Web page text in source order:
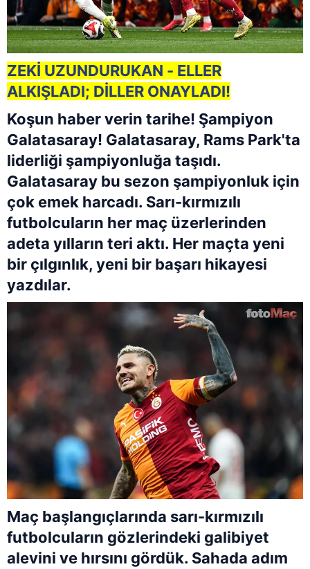
ZEKİ UZUNDURUKAN - ELLER
ALKIŞLADI; DİLLER ONAYLADI!
Koşun haber verin tarihe! Şampiyon
Galatasaray! Galatasaray, Rams Park'ta
liderliği şampiyonluğa taşıdı.
Galatasaray bu sezon şampiyonluk için
çok emek harcadı. Sarı-kırmızılı
futbolcuların her maç üzerlerinden
adeta yılların teri aktı. Her maçta yeni
bir çılgınlık, yeni bir başarı hikayesi
yazdılar.
Maç başlangıçlarında sarı-kırmızılı
futbolcuların gözlerindeki galibiyet
alevini ve hırsını gördük. Sahada adım